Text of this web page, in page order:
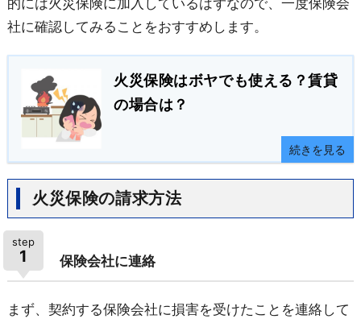
的には火災保険に加入しているはずなので、一度保険会
社に確認してみることをおすすめします。
火災保険はボヤでも使える？賃貸
の場合は？
続きを見る
火災保険の請求方法
step
1 保険会社に連絡
まず、契約する保険会社に損害を受けたことを連絡して